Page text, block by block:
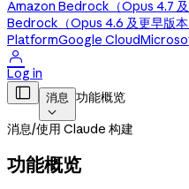
Amazon Bedrock（Opus 4.7 及
Bedrock（Opus 4.6 及更早版本
PlatformGoogle Cloud

Log in
 消息

功能概览
消息/使用 Claude 构建
功能概览